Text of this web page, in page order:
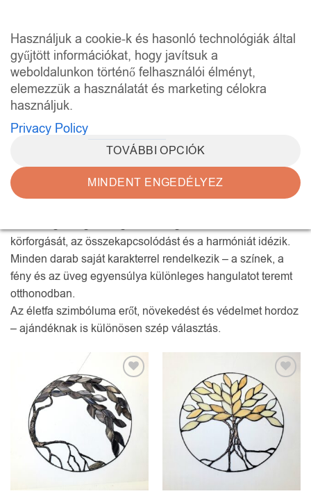
Használjuk a cookie-k és hasonló technológiák által
gyűjtött információkat, hogy javítsuk a
weboldalunkon történő felhasználói élményt,
elemezzük a használatát és marketing célokra
használjuk.
Privacy Policy
TOVÁBBI OPCIÓK
MINDENT ENGEDÉLYEZ
content
KEZDŐLAP / ÉLETFA ABLAKDÍSZEK
Az életfa ablakdíszek a természet és a fény kapcsolatát
körforgását, az összekapcsolódást és a harmóniát idézik.
Minden darab saját karakterrel rendelkezik – a színek, a
fény és az üveg egyensúlya különleges hangulatot teremt
otthonodban.
Az életfa szimbóluma erőt, növekedést és védelmet hordoz
– ajándéknak is különösen szép választás.
Kedvencekhez Kedvencekhez